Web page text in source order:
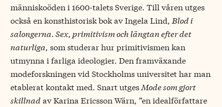
människoöden i 1600-talets Sverige. Till våren utges
också en konsthistorisk bok av Ingela Lind, Blod i
salongerna. Sex, primitivism och längtan efter det
naturliga, som studerar hur primitivismen kan
utmynna i farliga ideologier. Den framväxande
modeforskningen vid Stockholms universitet har man
etablerat kontakt med. Snart utgesMode som gjort
skillnadav Karina Ericsson Wärn, ”en idealförfattare